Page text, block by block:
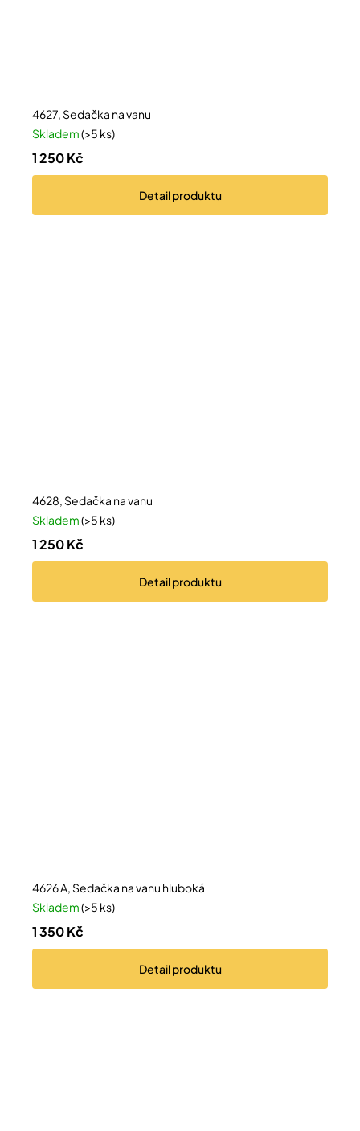
4627, Sedačka na vanu
Skladem(>5 ks)
1 250 Kč
Detailproduktu
4628, Sedačka na vanu
Skladem(>5 ks)
1 250 Kč
Detailproduktu
4626 A, Sedačka na vanu hluboká
Skladem(>5 ks)
1 350 Kč
Detailproduktu